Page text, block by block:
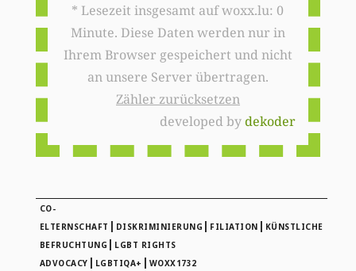
* Lesezeit insgesamt auf woxx.lu: 0
Minute. Diese Daten werden nur in
Ihrem Browser gespeichert und nicht
an unsere Server übertragen.
Zähler zurücksetzen
developed bydekoder
CO-
ELTERNSCHAFT | DISKRIMINIERUNG | FILIATION | KÜNSTLICHE
BEFRUCHTUNG | LGBT RIGHTS
ADVOCACY | LGBTIQA+ | WOXX1732